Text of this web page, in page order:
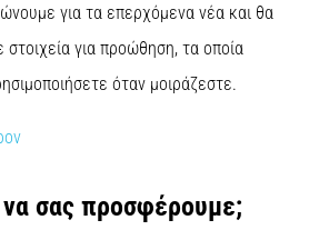
για τα επερχόμενα νέα και θα
για προώθηση, τα οποία
όταν μοιράζεστε.
σας προσφέρουμε;